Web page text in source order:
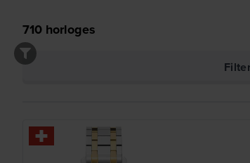
710 horloges